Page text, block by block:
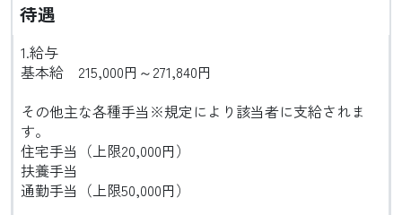
待遇
1.給与
基本給 215,000円～271,840円
その他主な各種手当※規定により該当者に支給されま
す。
住宅手当（上限20,000円）
扶養手当
通勤手当（上限50,000円）